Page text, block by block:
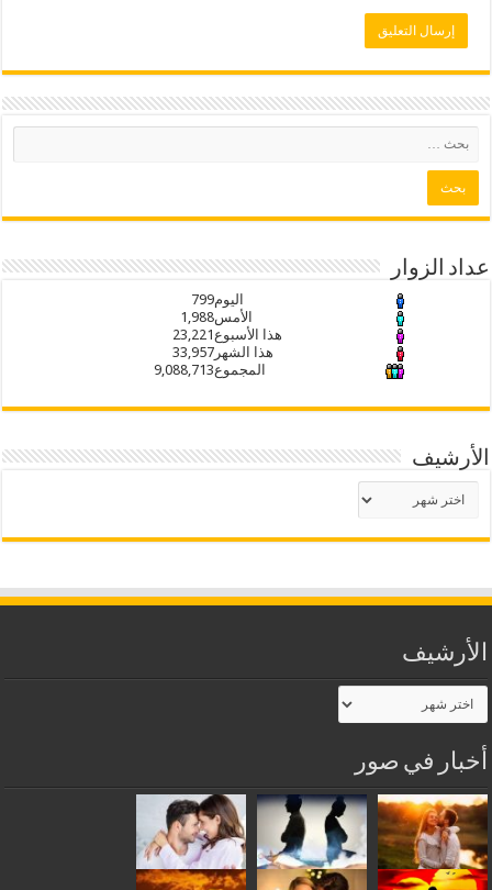
عداد الزوار
اليوم799
الأمس1,988
هذا الأسبوع23,221
هذا الشهر 33,957
المجموع9,088,713
الأرشيف
الأرشيف
الأرشيف
أخبار في صور